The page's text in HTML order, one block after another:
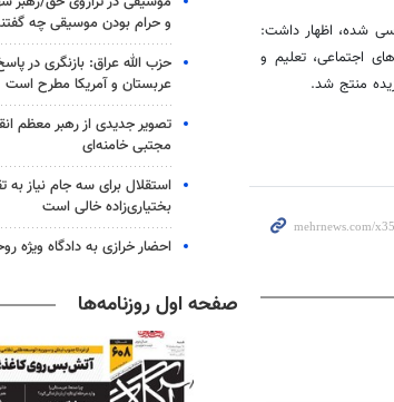
شده، اظهار داشت:
اجتماعی، تعلیم و
و حرام بودن موسیقی چه
حزب الله عراق: بازنگری در
عربستان و آمریکا مطرح است
تصویر جدیدی از رهبر معظم
مجتبی خامنه‌ای
استقلال برای سه جام نیاز
بختیاری‌زاده خالی است
احضار خرازی به دادگاه ویژه
صفحه اول روزنامه‌ها